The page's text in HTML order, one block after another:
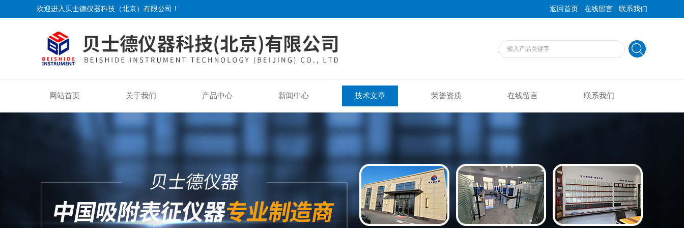
欢迎进入贝士德仪器科技（北京）有限公司！ 返回首页 | 在线留言 | 联系我们
网站首页 关于我们 产品中心 新闻中心 技术文章 荣誉资质 在线留言 联系我们